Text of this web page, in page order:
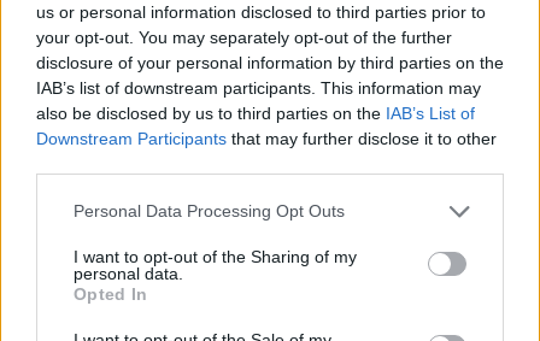
us or personal information disclosed to third parties prior to
your opt-out. You may separately opt-out of the further
disclosure of your personal information by third parties on the
IAB’s list of downstream participants. This information may
also be disclosed by us to third parties on the IAB’s List of
Downstream Participants that may further disclose it to other
Personal Data Processing Opt Outs
I want to opt-out of the Sharing of my
personal data.
Opted In